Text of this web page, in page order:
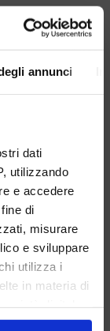
annunci
dati
utilizzando
e accedere
di
misurare
e sviluppare
utilizza i
in materia di
36 37 38 40
-40%
mormora